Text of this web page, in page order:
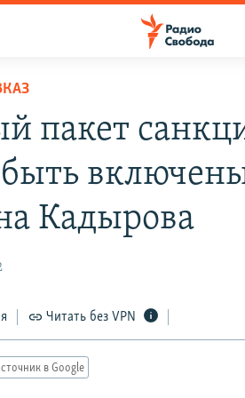
пакет
Кадырова
Читать без VPN
в Google